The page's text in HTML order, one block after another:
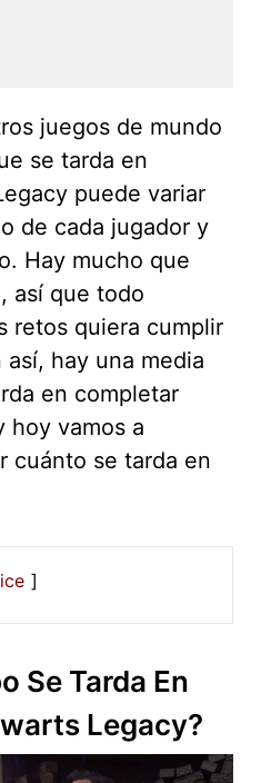
juegos de mundo
se tarda en
puede variar
de cada jugador y
Hay mucho que
así que todo
retos quiera cumplir
hay una media
en completar
hoy vamos a
cuánto se tarda en
Se Tarda En
Legacy?